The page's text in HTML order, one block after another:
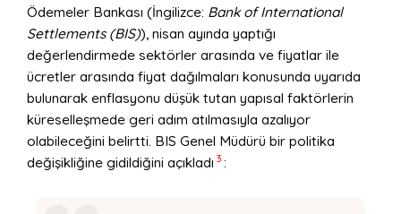
Ödemeler Bankası (İngilizce: Bank of International
Settlements (BIS)), nisan ayında yaptığı
değerlendirmede sektörler arasında ve fiyatlar ile
ücretler arasında fiyat dağılmaları konusunda uyarıda
bulunarak enflasyonu düşük tutan yapısal faktörlerin
küreselleşmede geri adım atılmasıyla azalıyor
olabileceğini belirtti. BIS Genel Müdürü bir politika
değişikliğine gidildiğini açıkladı 3 :